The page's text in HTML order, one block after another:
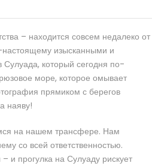
– находится совсем недалеко от
настоящему изысканными и
который сегодня по-
море, которое омывает
прямиком с берегов
наяву!
на нашем трансфере. Нам
со всей ответственностью.
и прогулка на Сулуаду рискует